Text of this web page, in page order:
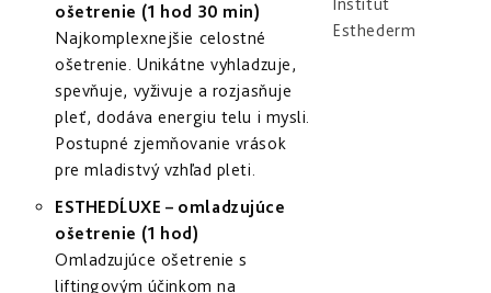
ošetrenie (1 hod 30 min)
Najkomplexnejšie celostné
ošetrenie. Unikátne vyhladzuje,
spevňuje, vyživuje a rozjasňuje
pleť, dodáva energiu telu i mysli.
Postupné zjemňovanie vrások
pre mladistvý vzhľad pleti.
ESTHEDĹUXE – omladzujúce
ošetrenie (1 hod)
Omladzujúce ošetrenie s
liftingovým účinkom na